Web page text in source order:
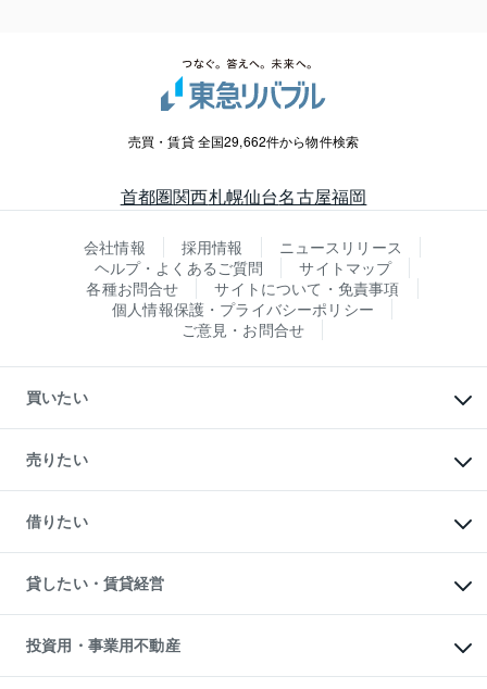
売買・賃貸 全国29,662件から物件検索
首都圏関西札幌仙台名古屋福岡
会社情報 採用情報
ニュースリリース
ヘルプ・よくあるご質問
サイトマップ
各種お問合せ
サイトについて・免責事項
個人情報保護・プライバシーポリシー
ご意見・お問合せ
買いたい
新築・分譲マンションの購入
中古マンションの購入
一戸建ての購入
中古一戸建ての購入
不動産購入の流れ
注目キーワード物件特集
購入ガイド
English 繁体中文簡体中文
売りたい
一戸建ての売却・査定
土地の売却・査定
スピードAI査定
不動産査定について
不動産売却の流れ
不動産買換えの流れ
売却ガイド
借りたい
オフィス・店舗の賃貸
借りるときの流れ
借りるガイド
貸したい・賃貸経営
マンション賃料データ
賃貸管理プラン
リロケーションについて
投資用・事業用不動産